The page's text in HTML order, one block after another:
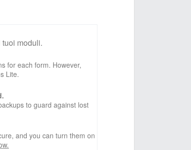
moduli.
for each form. However,
Lite.
to guard against lost
and you can turn them on